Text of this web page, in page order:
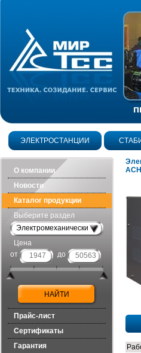
ЭЛЕКТРОСТАНЦИИ
О компании
Новости
Каталог продукции
Выберите раздел
Электромеханические
Цена
от
до
Прайс-лист
Сертификаты
Гарантия